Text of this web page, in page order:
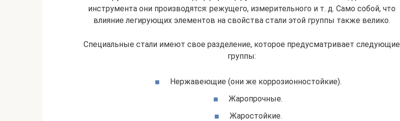
инструмента они производятся: режущего, измерительного и т. д. Само собой, что
влияние легирующих элементов на свойства стали этой группы также велико.
Специальные стали имеют свое разделение, которое предусматривает следующие
группы:
Нержавеющие (они же коррозионностойкие).
Жаропрочные.
Жаростойкие.